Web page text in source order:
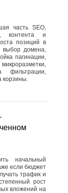
часть SEO,
контента и
позиций в
выбор домена,
пагинации,
фильтрации,
корзины.
начальный
если бюджет
трафик и
рост
вложений на